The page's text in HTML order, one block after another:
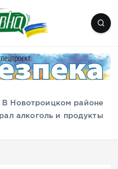
Одеса, Мелітополь
В Новотроицком районе
алкоголь и продукты